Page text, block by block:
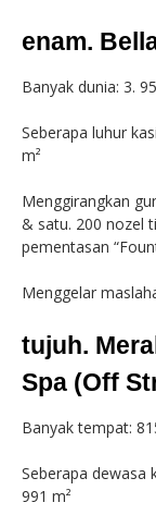
enam.
Banyak dunia: 3.
Seberapa luhur
m²
Menggirangkan
& satu. 200 nozel
pementasan
Menggelar
tujuh.
Spa (Off
Banyak tempat:
Seberapa dewasa
991 m²